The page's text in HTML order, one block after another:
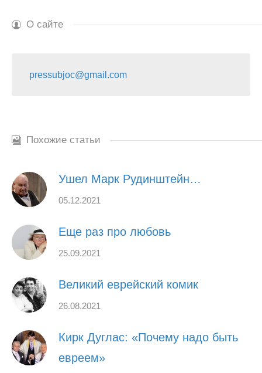
О сайте
pressubjoc@gmail.com
Похожие статьи
Ушел Марк Рудинштейн…
05.12.2021
Еще раз про любовь
25.09.2021
Великий еврейский комик
26.08.2021
Кирк Дуглас: «Почему надо быть
евреем»